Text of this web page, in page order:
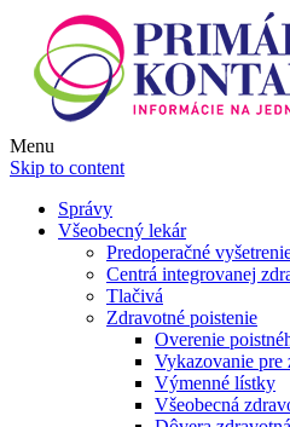
Menu
Skip to content
Správy
Všeobecný lekár
Predoperačné
Centrá integrovanej
Tlačivá
Zdravotné poistenie
Overenie
Vykazovanie pre
Výmenné lístky
Všeobecná